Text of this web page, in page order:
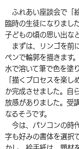
英語（English
中国語（繁体
福祉・介護
税金
環境・衛生
選挙
入札・契約
農林水産業
都市整備
子育て・教育
施設情報
手当・助成
相談・支援・情報
観光・移住
観光なび
遊ぶ・体験する
買う・おみやげ
移住・定住
市政情報
中津市について
地方創生・地域活性化
行政・計画
ふれあい座談会で「
臨時の生徒になりまし
子どもの頃の思い出な
まずは、リンゴを前
ペンで輪郭を描きます
水で溶いて筆で色を塗
「描くプロセスを楽し
か完成させました。自
放感がありました。受
なるそうです。
今は、パソコンの時
字も好みの書体を選択